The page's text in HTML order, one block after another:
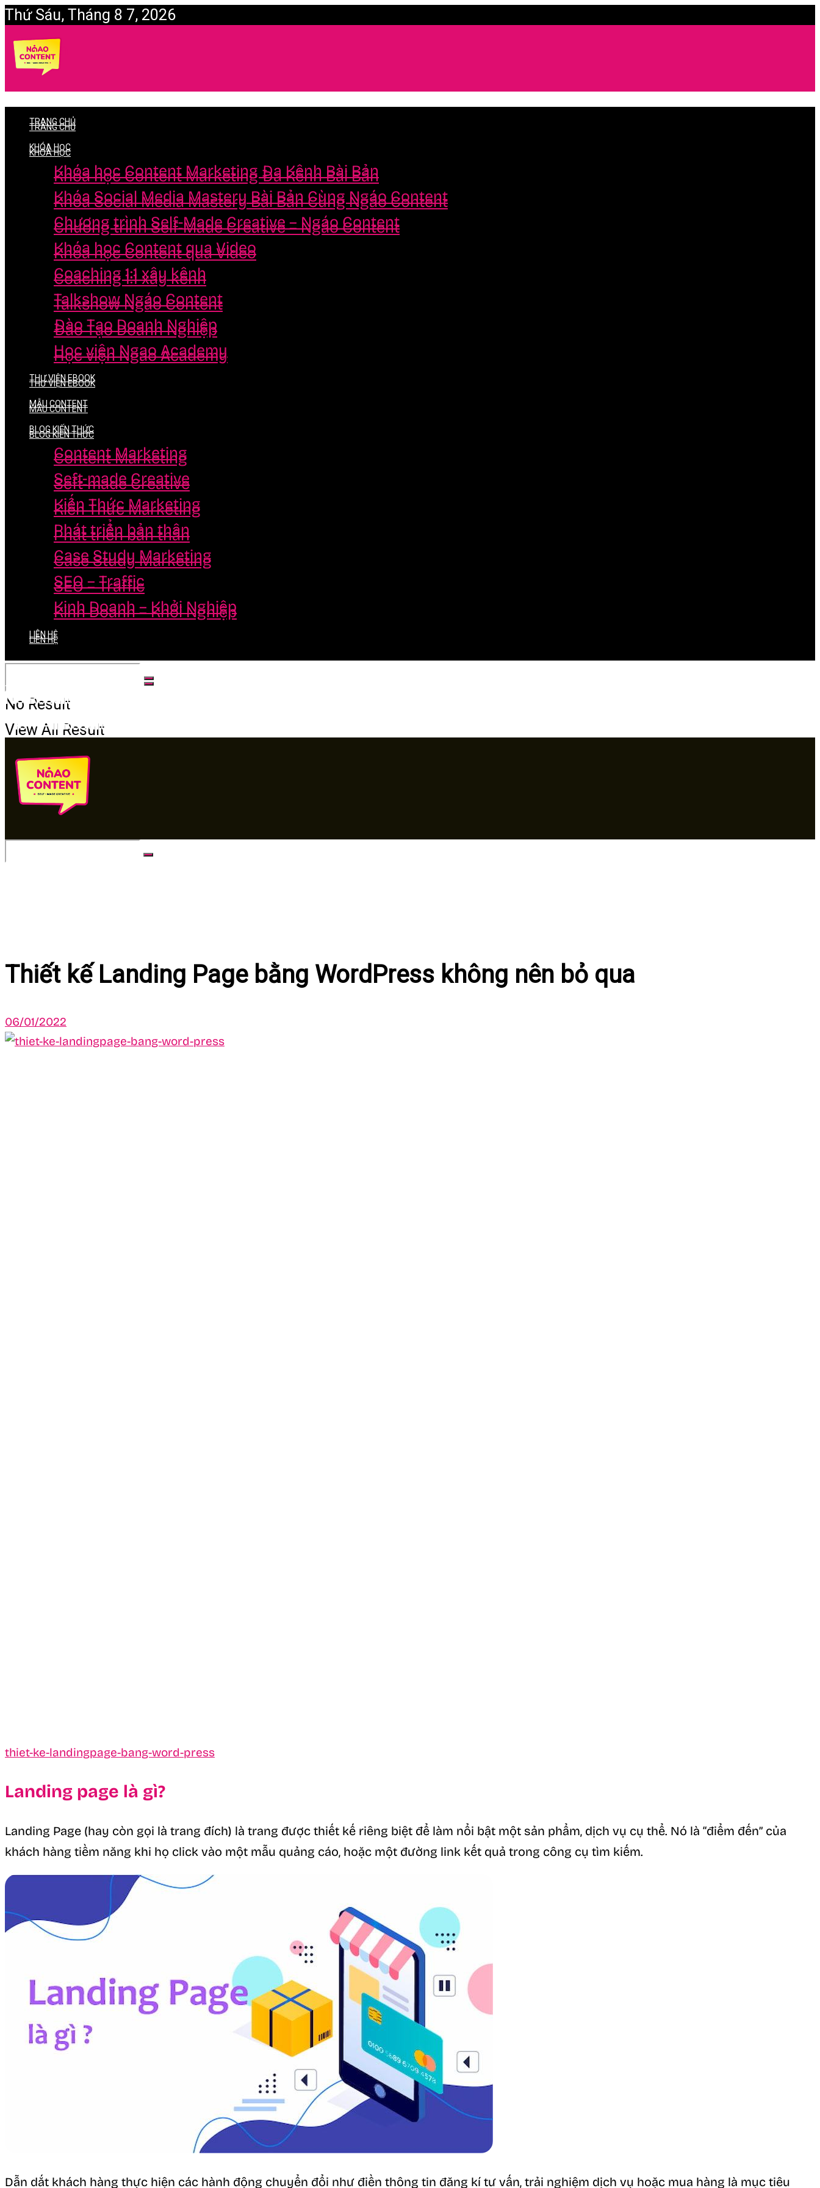
Thứ Sáu, Tháng 8 7, 2026
Login
TRANG CHỦ
KHÓA HỌC
Khóa học Content Marketing Đa Kênh Bài Bản
Khóa Social Media Mastery Bài Bản Cùng Ngáo Content
Chương trình Self-Made Creative – Ngáo Content
Khóa học Content qua Video
Coaching 1:1 xây kênh
Talkshow Ngáo Content
Đào Tạo Doanh Nghiệp
Học viện Ngao Academy
THƯ VIỆN EBOOK
MẪU CONTENT
BLOG KIẾN THỨC
Content Marketing
Seft-made Creative
Kiến Thức Marketing
Phát triển bản thân
Case Study Marketing
SEO – Traffic
Kinh Doanh – Khởi Nghiệp
LIÊN HỆ
No Result
View All Result
TRANG CHỦ
KHÓA HỌC
Khóa học Content Marketing Đa Kênh Bài Bản
Khóa Social Media Mastery Bài Bản Cùng Ngáo Content
Chương trình Self-Made Creative – Ngáo Content
Khóa học Content qua Video
Coaching 1:1 xây kênh
Talkshow Ngáo Content
Đào Tạo Doanh Nghiệp
Học viện Ngao Academy
THƯ VIỆN EBOOK
MẪU CONTENT
BLOG KIẾN THỨC
Content Marketing
Seft-made Creative
Kiến Thức Marketing
Phát triển bản thân
Case Study Marketing
SEO – Traffic
Kinh Doanh – Khởi Nghiệp
LIÊN HỆ
No Result
View All Result
Thiết kế Landing Page bằng WordPress không nên bỏ qua
06/01/2022
thiet-ke-landingpage-bang-word-press
Landing page là gì?
Landing Page (hay còn gọi là trang đích) là trang được thiết kế riêng biệt để làm nổi bật một sản phẩm, dịch vụ cụ thể. Nó là “điểm đến” của
khách hàng tiềm năng khi họ click vào một mẫu quảng cáo, hoặc một đường link kết quả trong công cụ tìm kiếm.
Dẫn dắt khách hàng thực hiện các hành động chuyển đổi như điền thông tin đăng kí tư vấn, trải nghiệm dịch vụ hoặc mua hàng là mục tiêu